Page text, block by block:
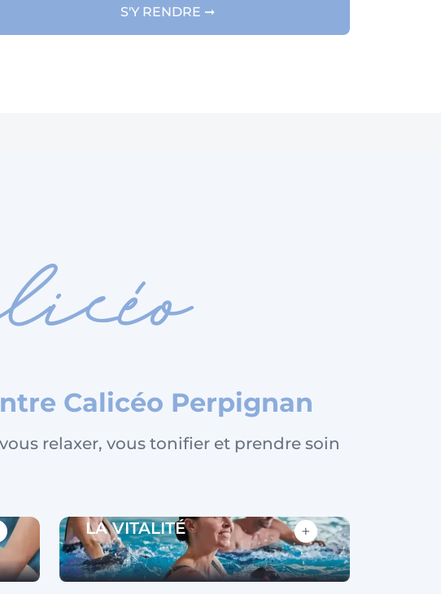
S'Y RENDRE ➞
Calicéo Perpignan
relaxer, vous tonifier et prendre soin
LA VITALITÉ +